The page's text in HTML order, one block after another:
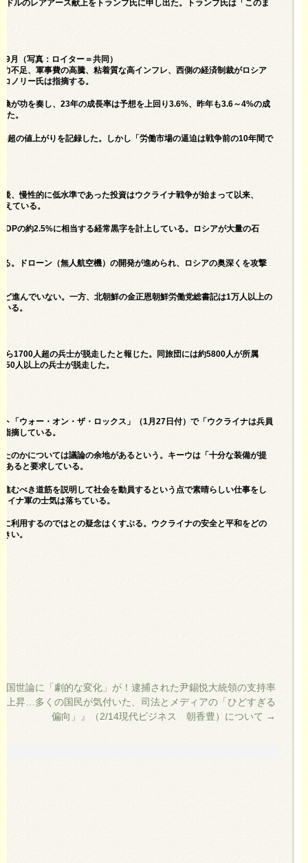
ルのレアアース献上をトランプ氏に申し出た。トランプ氏は「このま
月（写真：ロイター＝共同）
不足、軍事費の高騰、粘着質な高インフレ、西側の経済制裁がロシア
ノリー氏は指摘する。
が功を奏し、23年の成長率は予想を上回り3.6%、昨年も3.6～4%の成
た。
の値上がりを記録した。しかし「労働市場の逼迫は戦争前の10年間で
、慢性的に低水準であった投資はウクライナ戦争が始まって以来、
ている。
の約2.5%に相当する経常黒字を計上している。ロシアが大量の石
。ドローン（無人航空機）の開発が進められ、ロシアの奥深くを攻撃
進んでいない。一方、北朝鮮の金正恩朝鮮労働党総書記は1万人以上の
る。
1700人超の兵士が脱走したと報じた。同旅団には約5800人が所属
人以上の兵士が脱走した。
「ウォー・オン・ザ・ロックス」（1月27日付）で「ウクライナは兵員
摘している。
のかについては議論の余地があるという。キーウは「十分な装備が提
ると要求している。
むべき道筋を説明して社会を動員するという点で素晴らしい仕事をし
イナ軍の士気は落ちている。
利用するのではとの疑念はくすぶる。ウクライナの安全と平和をどの
い。
国世論に「劇的な変化」が！逮捕された尹錫悦大統領の支持率
上昇…多くの国民が気付いた、司法とメディアの「ひどすぎる
偏向」』（2/14現代ビジネス 朝香豊）について →